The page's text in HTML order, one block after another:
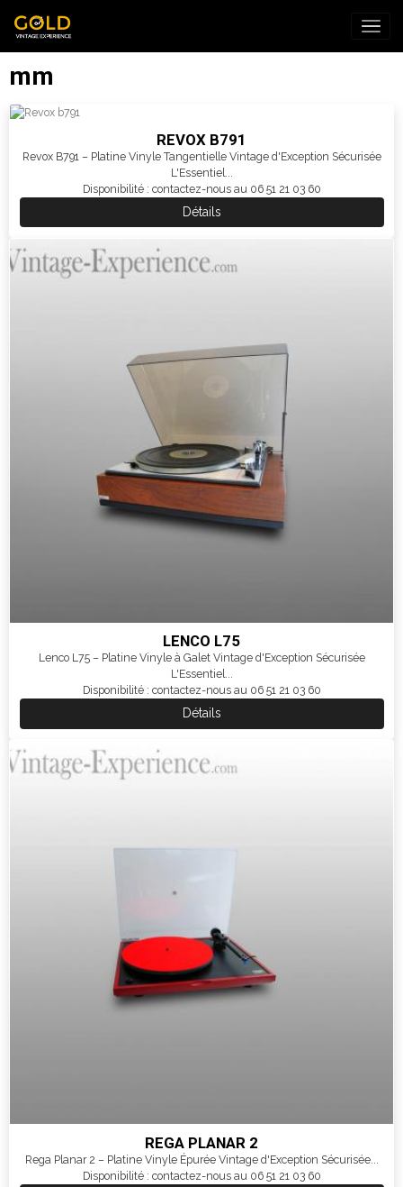
mm
REVOX B791
Revox B791 – Platine Vinyle Tangentielle Vintage d'Exception Sécurisée
L'Essentiel...
Disponibilité : contactez-nous au 06 51 21 03 60
Détails
LENCO L75
Lenco L75 – Platine Vinyle à Galet Vintage d'Exception Sécurisée
L'Essentiel...
Disponibilité : contactez-nous au 06 51 21 03 60
Détails
REGA PLANAR 2
Rega Planar 2 – Platine Vinyle Épurée Vintage d'Exception Sécurisée...
Disponibilité : contactez-nous au 06 51 21 03 60